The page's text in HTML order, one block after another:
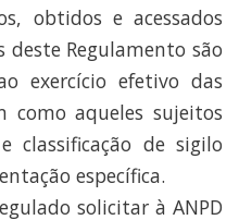
obtidos e acessados
deste Regulamento são
exercício efetivo das
como aqueles sujeitos
classificação de sigilo
específica.
solicitar à ANPD